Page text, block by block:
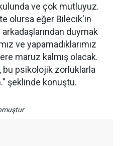
ve çok mutluyuz.
olursa eğer Bilecik'in
arkadaşlarından duymak
ve yapamadıklarımız
maruz kalmış olacak.
bu psikolojik zorluklarla
şeklinde konuştu.